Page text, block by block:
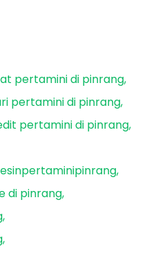
pertamini di pinrang
pertamini di pinrang
pertamini di pinrang
di pinrang